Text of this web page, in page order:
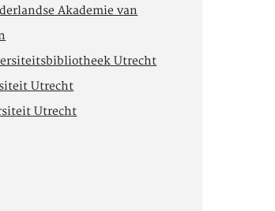
Akademie van
Utrecht
Utrecht
Utrecht